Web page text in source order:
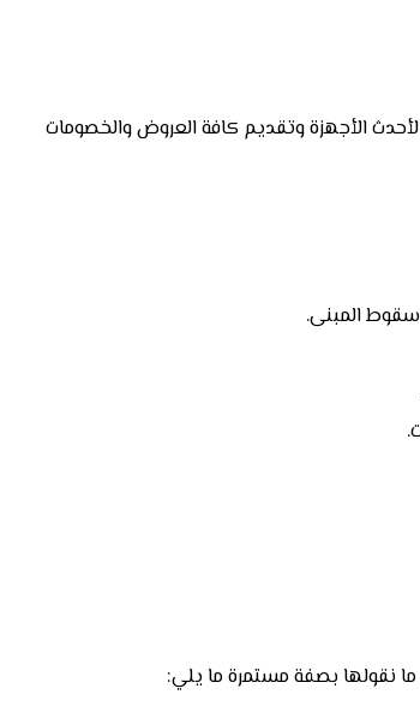
الأجهزة وتقديم كافة العروض والخصومات
سقوط المبنى.
ما نقولها بصفة مستمرة ما يلي: